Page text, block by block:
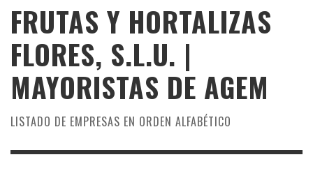
FRUTAS Y HORTALIZAS
FLORES, S.L.U. |
MAYORISTAS DE AGEM
LISTADO DE EMPRESAS EN ORDEN ALFABÉTICO